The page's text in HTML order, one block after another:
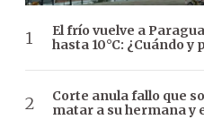
El frío vuelve a
hasta 10°C: ¿Cuándo
Corte anula fallo que
matar a su hermana y